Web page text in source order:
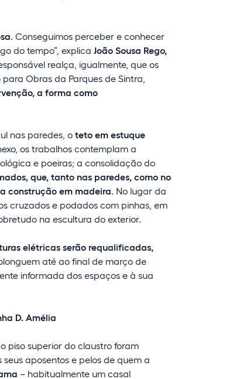
. Conseguimos perceber e conhecer
do tempo”, explica João Sousa Rego,
realça, igualmente, que os
Obras da Parques de Sintra,
a forma como
nas paredes, o teto em estuque
os trabalhos contemplam a
e poeiras; a consolidação do
que, tanto nas paredes, como no
construção em madeira. No lugar da
cruzados e podados com pinhas, em
na escultura do exterior.
elétricas serão requalificadas,
até ao final de março de
informada dos espaços e à sua
D. Amélia
piso superior do claustro foram
aposentos e pelos de quem a
– habitualmente um casal